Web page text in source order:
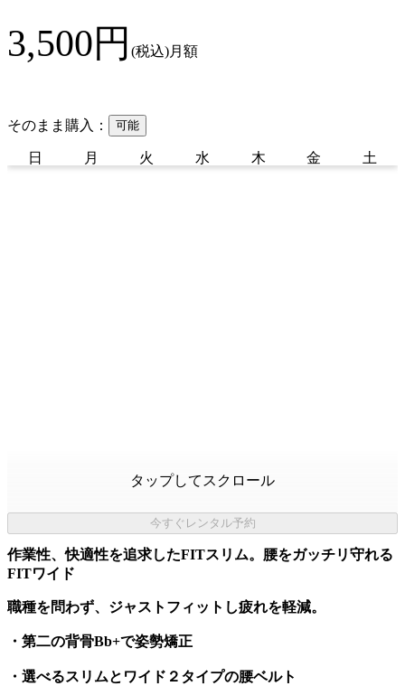
3,500円 (税込)月額
そのまま購入： 可能
日 月 火 水 木 金 土
タップしてスクロール
今すぐレンタル予約
作業性、快適性を追求したFITスリム。腰をガッチリ守れる
FITワイド
職種を問わず、ジャストフィットし疲れを軽減。
・第二の背骨Bb+で姿勢矯正
・選べるスリムとワイド２タイプの腰ベルト